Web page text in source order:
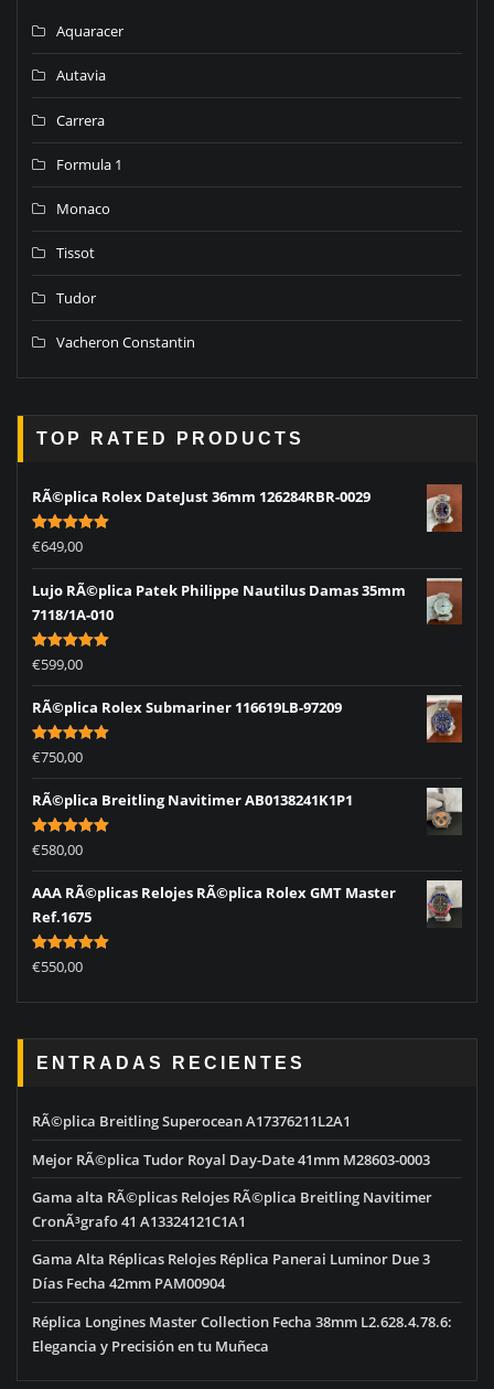
Aquaracer
Autavia
Carrera
Formula 1
Monaco
Tissot
Tudor
Vacheron Constantin
TOP RATED PRODUCTS
RÃ©plica Rolex DateJust 36mm 126284RBR-0029
Rated5.00
out of 5
€649,00
Lujo RÃ©plica Patek Philippe Nautilus Damas 35mm
7118/1A-010
Rated5.00
out of 5
€599,00
RÃ©plica Rolex Submariner 116619LB-97209
Rated5.00
out of 5
€750,00
RÃ©plica Breitling Navitimer AB0138241K1P1
Rated5.00
out of 5
€580,00
AAA RÃ©plicas Relojes RÃ©plica Rolex GMT Master
Ref.1675
Rated5.00
out of 5
€550,00
ENTRADAS RECIENTES
RÃ©plica Breitling Superocean A17376211L2A1
Mejor RÃ©plica Tudor Royal Day-Date 41mm M28603-0003
Gama alta RÃ©plicas Relojes RÃ©plica Breitling Navitimer
CronÃ³grafo 41 A13324121C1A1
Gama Alta Réplicas Relojes Réplica Panerai Luminor Due 3
Días Fecha 42mm PAM00904
Réplica Longines Master Collection Fecha 38mm L2.628.4.78.6:
Elegancia y Precisión en tu Muñeca